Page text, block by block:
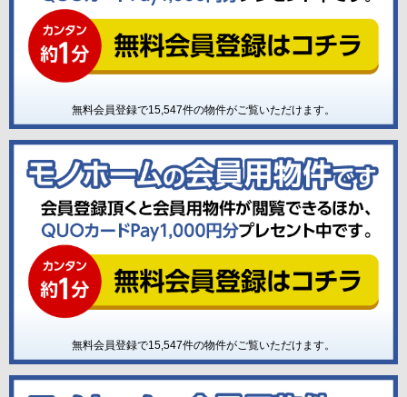
無料会員登録で15,547件の物件がご覧いただけます。
無料会員登録で15,547件の物件がご覧いただけます。